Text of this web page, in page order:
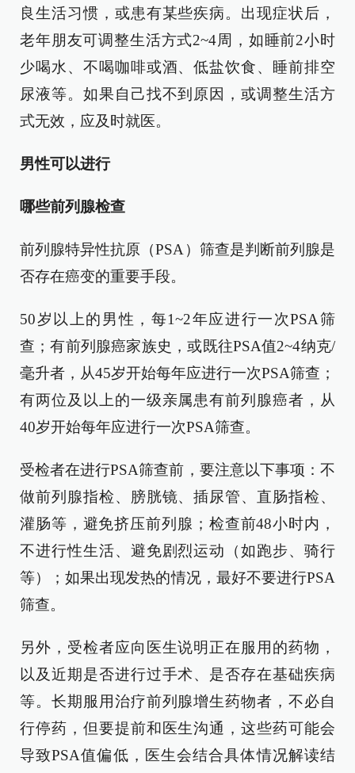
良生活习惯，或患有某些疾病。出现症状后，
老年朋友可调整生活方式2~4周，如睡前2小时
少喝水、不喝咖啡或酒、低盐饮食、睡前排空
尿液等。如果自己找不到原因，或调整生活方
式无效，应及时就医。
男性可以进行
哪些前列腺检查
前列腺特异性抗原（PSA）筛查是判断前列腺是
否存在癌变的重要手段。
50岁以上的男性，每1~2年应进行一次PSA筛
查；有前列腺癌家族史，或既往PSA值2~4纳克/
毫升者，从45岁开始每年应进行一次PSA筛查；
有两位及以上的一级亲属患有前列腺癌者，从
40岁开始每年应进行一次PSA筛查。
受检者在进行PSA筛查前，要注意以下事项：不
做前列腺指检、膀胱镜、插尿管、直肠指检、
灌肠等，避免挤压前列腺；检查前48小时内，
不进行性生活、避免剧烈运动（如跑步、骑行
等）；如果出现发热的情况，最好不要进行PSA
筛查。
另外，受检者应向医生说明正在服用的药物，
以及近期是否进行过手术、是否存在基础疾病
等。长期服用治疗前列腺增生药物者，不必自
行停药，但要提前和医生沟通，这些药可能会
导致PSA值偏低，医生会结合具体情况解读结